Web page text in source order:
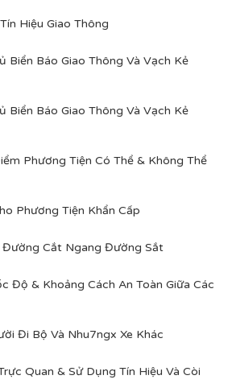
Hiệu Giao Thông
Biển Báo Giao Thông Và Vạch Kẻ
Biển Báo Giao Thông Và Vạch Kẻ
Phương Tiện Có Thể & Không Thể
Phương Tiện Khẩn Cấp
Đường Cắt Ngang Đường Sắt
Độ & Khoảng Cách An Toàn Giữa Các
Đi Bộ Và Nhu7ngx Xe Khác
Quan & Sử Dụng Tín Hiệu Và Còi